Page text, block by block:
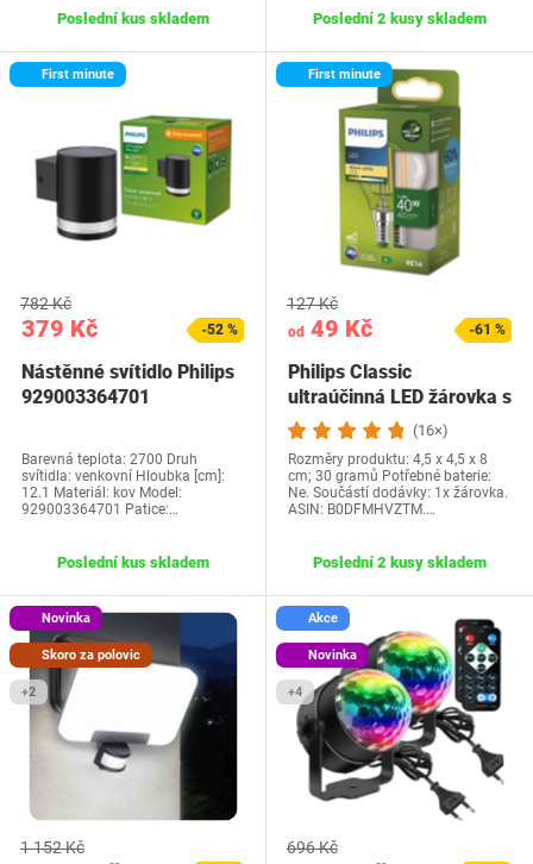
Poslední kus skladem Poslední 2 kusy skladem
First minute
379 Kč
782 Kč
-52 %
Nástěnné svítidlo Philips
929003364701
Barevná teplota: 2700 Druh
svítidla: venkovní Hloubka [cm]:
12.1 Materiál: kov Model:
929003364701 Patice:…
Poslední kus skladem
First minute
od 49 Kč
127 Kč
-61 %
Philips Classic
ultraúčinná LED žárovka s
třídou…
(16×)
Rozměry produktu: 4,5 x 4,5 x 8
cm; 30 gramů Potřebné baterie:
Ne. Součástí dodávky: 1x žárovka.
ASIN: B0DFMHVZTM.…
Poslední 2 kusy skladem
Novinka
Skoro za polovic
+2
1 152 Kč
Akce
Novinka
+4
696 Kč